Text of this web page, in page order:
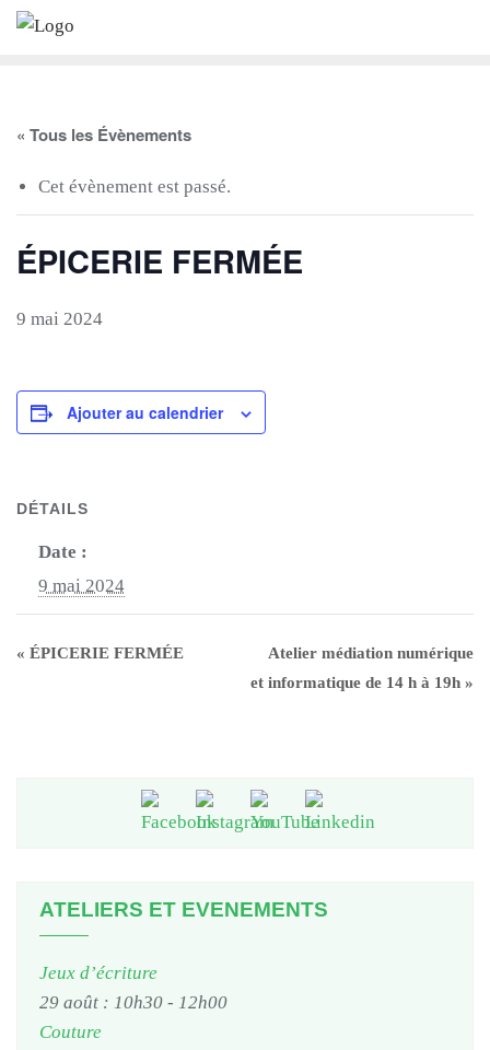
Skip
« Tous les Évènements
Cet évènement est passé.
ÉPICERIE FERMÉE
9 mai 2024
Ajouter au calendrier
DÉTAILS
Date :
9 mai 2024
« ÉPICERIE FERMÉE
Atelier médiation numérique
et informatique de 14 h à 19h »
ATELIERS ET EVENEMENTS
Jeux d’écriture
29 août : 10h30 - 12h00
Couture